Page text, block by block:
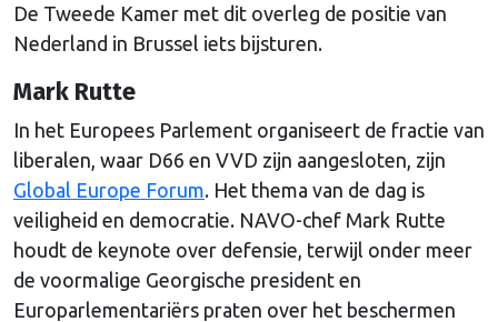
De Tweede Kamer met dit overleg de positie van
Nederland in Brussel iets bijsturen.
Mark Rutte
In het Europees Parlement organiseert de fractie van
liberalen, waar D66 en VVD zijn aangesloten, zijn
Global Europe Forum. Het thema van de dag is
veiligheid en democratie. NAVO-chef Mark Rutte
houdt de keynote over defensie, terwijl onder meer
de voormalige Georgische president en
Europarlementariërs praten over het beschermen